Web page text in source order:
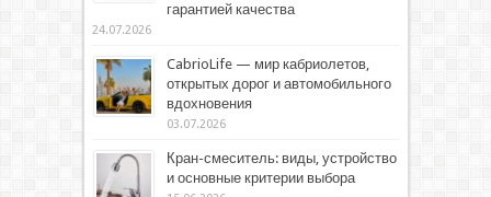
гарантией качества
24.07.2026
CabrioLife — мир кабриолетов,
открытых дорог и автомобильного
вдохновения
03.07.2026
Кран-смеситель: виды, устройство
и основные критерии выбора